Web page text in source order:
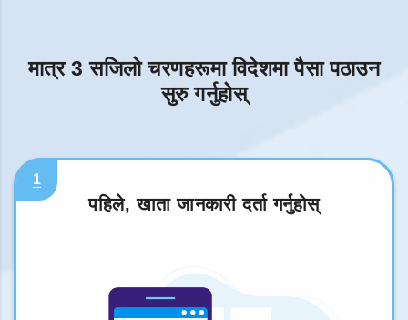
मात्र 3 सजिलो चरणहरूमा विदेशमा पैसा पठाउन
सुरु गर्नुहोस्
1
पहिले, खाता जानकारी दर्ता गर्नुहोस्